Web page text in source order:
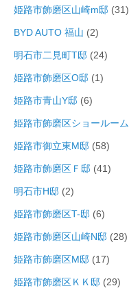
姫路市飾磨区山崎m邸 (31)
BYD AUTO 福山 (2)
明石市二見町T邸 (24)
姫路市飾磨区O邸 (1)
姫路市青山Y邸 (6)
姫路市飾磨区ショールーム
姫路市御立東M邸 (58)
姫路市飾磨区Ｆ邸 (41)
明石市H邸 (2)
姫路市飾磨区T-邸 (6)
姫路市飾磨区山崎N邸 (28)
姫路市飾磨区M邸 (17)
姫路市飾磨区ＫＫ邸 (29)